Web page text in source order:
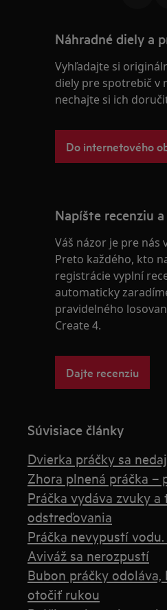
Náhradné diely a
Vyhľadajte si
diely pre spotrebič v
nechajte si ich
Do internetového
Napíšte recenziu
Váš názor je pre nás
Preto každého, kto
registrácie vyplní
automaticky
pravidelného
Create 4.
Dajte recenziu
Súvisiace články
Dvierka práčky sa
Zhora plnená práčka –
Práčka vydáva zvuky a
odstreďovania
Práčka nevypustí
Aviváž sa nerozpustí
Bubon práčky odoláva,
otočiť rukou